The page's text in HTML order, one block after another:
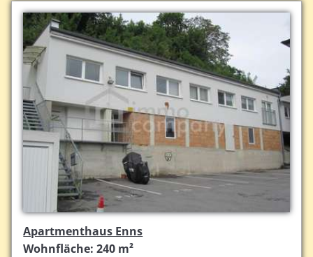
Apartmenthaus Enns
Wohnfläche: 240 m²